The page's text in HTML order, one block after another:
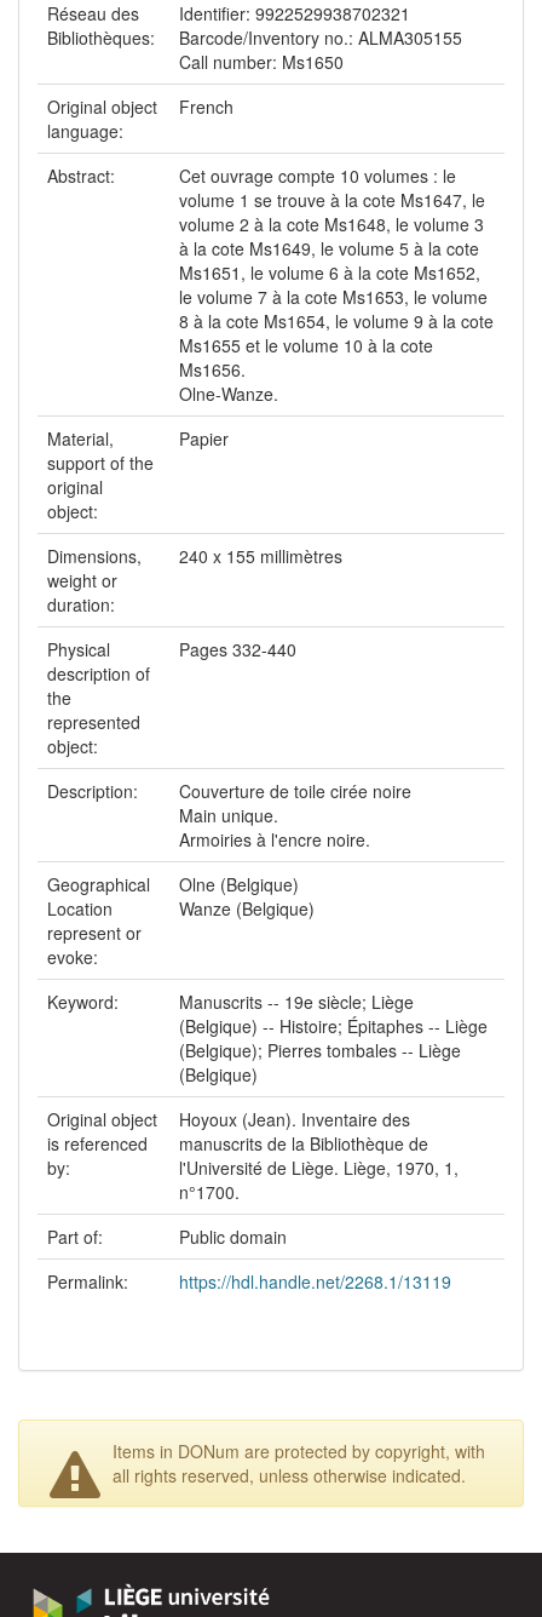
Réseau des
Bibliothèques:
Identifier: 9922529938702321
Barcode/Inventory no.: ALMA305155
Call number: Ms1650
Original object
language:
French
Abstract:
Cet ouvrage compte 10 volumes : le
volume 1 se trouve à la cote Ms1647, le
volume 2 à la cote Ms1648, le volume 3
à la cote Ms1649, le volume 5 à la cote
Ms1651, le volume 6 à la cote Ms1652,
le volume 7 à la cote Ms1653, le volume
8 à la cote Ms1654, le volume 9 à la cote
Ms1655 et le volume 10 à la cote
Ms1656.
Olne-Wanze.
Material,
support of the
original
object:
Papier
Dimensions,
weight or
duration:
240 x 155 millimètres
Physical
description of
the
represented
object:
Pages 332-440
Description:
Couverture de toile cirée noire
Main unique.
Armoiries à l'encre noire.
Geographical
Location
represent or
evoke:
Olne (Belgique)
Wanze (Belgique)
Keyword:
Manuscrits -- 19e siècle; Liège
(Belgique) -- Histoire; Épitaphes -- Liège
(Belgique); Pierres tombales -- Liège
(Belgique)
Original object
is referenced
by:
Hoyoux (Jean). Inventaire des
manuscrits de la Bibliothèque de
l'Université de Liège. Liège, 1970, 1,
n°1700.
Part of:
Public domain
Permalink:
https://hdl.handle.net/2268.1/13119
Items in DONum are protected by copyright, with
all rights reserved, unless otherwise indicated.